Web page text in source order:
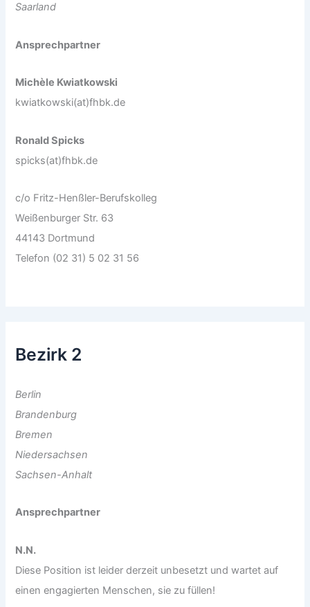
Saarland
Ansprechpartner
Michèle Kwiatkowski
kwiatkowski(at)fhbk.de
Ronald Spicks
spicks(at)fhbk.de
c/o Fritz-Henßler-Berufskolleg
Weißenburger Str. 63
44143 Dortmund
Telefon (02 31) 5 02 31 56
Bezirk 2
Berlin
Brandenburg
Bremen
Niedersachsen
Sachsen-Anhalt
Ansprechpartner
N.N.
Diese Position ist leider derzeit unbesetzt und wartet auf
einen engagierten Menschen, sie zu füllen!